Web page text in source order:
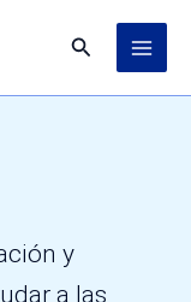
Buscar
y
a las